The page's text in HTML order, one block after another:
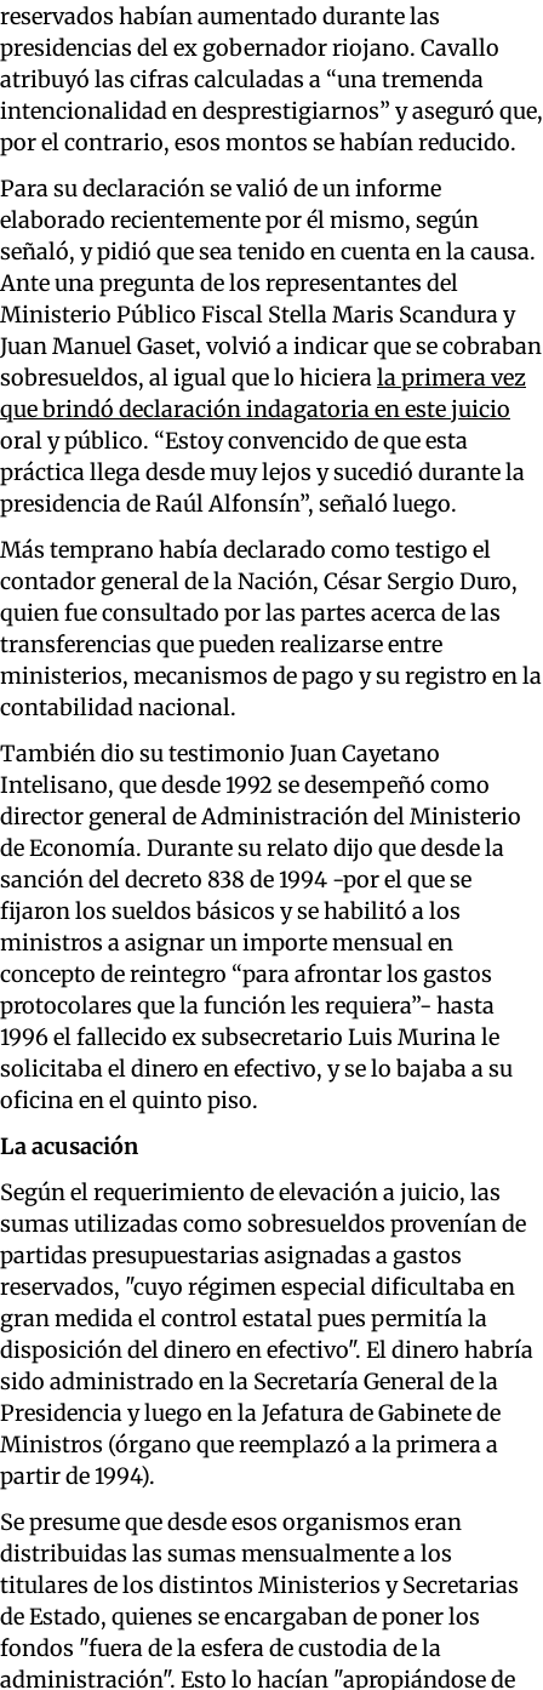
reservados habían aumentado durante las
presidencias del ex gobernador riojano. Cavallo
atribuyó las cifras calculadas a “una tremenda
intencionalidad en desprestigiarnos” y aseguró que,
por el contrario, esos montos se habían reducido.
Para su declaración se valió de un informe
elaborado recientemente por él mismo, según
señaló, y pidió que sea tenido en cuenta en la causa.
Ante una pregunta de los representantes del
Ministerio Público Fiscal Stella Maris Scandura y
Juan Manuel Gaset, volvió a indicar que se cobraban
sobresueldos, al igual que lo hicierala primera vez
que brindó declaración indagatoria en este juicio
oral y público. “Estoy convencido de que esta
práctica llega desde muy lejos y sucedió durante la
presidencia de Raúl Alfonsín”, señaló luego.
Más temprano había declarado como testigo el
contador general de la Nación, César Sergio Duro,
quien fue consultado por las partes acerca de las
transferencias que pueden realizarse entre
ministerios, mecanismos de pago y su registro en la
contabilidad nacional.
También dio su testimonio Juan Cayetano
Intelisano, que desde 1992 se desempeñó como
director general de Administración del Ministerio
de Economía. Durante su relato dijo que desde la
sanción del decreto 838 de 1994 -por el que se
fijaron los sueldos básicos y se habilitó a los
ministros a asignar un importe mensual en
concepto de reintegro “para afrontar los gastos
protocolares que la función les requiera”- hasta
1996 el fallecido ex subsecretario Luis Murina le
solicitaba el dinero en efectivo, y se lo bajaba a su
oficina en el quinto piso.
La acusación
Según el requerimiento de elevación a juicio, las
sumas utilizadas como sobresueldos provenían de
partidas presupuestarias asignadas a gastos
reservados, "cuyo régimen especial dificultaba en
gran medida el control estatal pues permitía la
disposición del dinero en efectivo". El dinero habría
sido administrado en la Secretaría General de la
Presidencia y luego en la Jefatura de Gabinete de
Ministros (órgano que reemplazó a la primera a
partir de 1994).
Se presume que desde esos organismos eran
distribuidas las sumas mensualmente a los
titulares de los distintos Ministerios y Secretarias
de Estado, quienes se encargaban de poner los
fondos "fuera de la esfera de custodia de la
administración". Esto lo hacían "apropiándose de